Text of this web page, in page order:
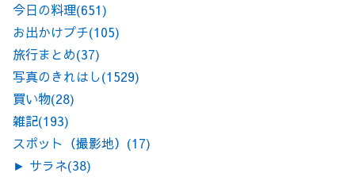
今日の料理(651)
お出かけプチ(105)
旅行まとめ(37)
写真のきれはし(1529)
買い物(28)
雑記(193)
スポット（撮影地） (17)
► サラネ(38)